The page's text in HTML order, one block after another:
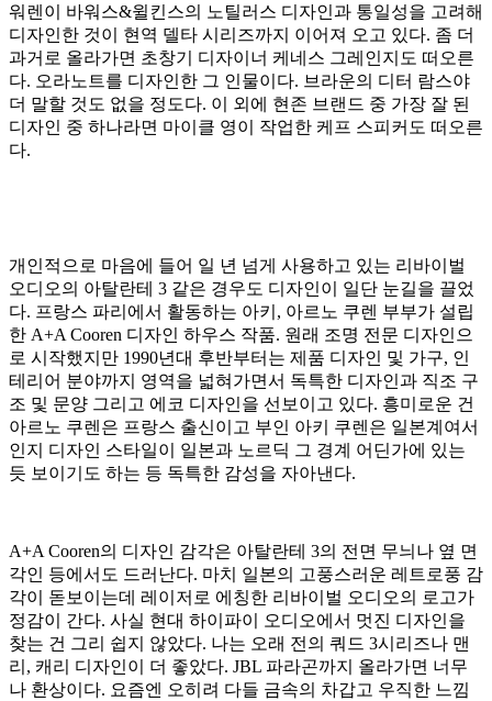
워렌이 바워스&윌킨스의 노틸러스 디자인과 통일성을 고려해
디자인한 것이 현역 델타 시리즈까지 이어져 오고 있다. 좀 더
과거로 올라가면 초창기 디자이너 케네스 그레인지도 떠오른
다. 오라노트를 디자인한 그 인물이다. 브라운의 디터 람스야
더 말할 것도 없을 정도다. 이 외에 현존 브랜드 중 가장 잘 된
디자인 중 하나라면 마이클 영이 작업한 케프 스피커도 떠오른
다.
개인적으로 마음에 들어 일 년 넘게 사용하고 있는 리바이벌
오디오의 아탈란테 3 같은 경우도 디자인이 일단 눈길을 끌었
다. 프랑스 파리에서 활동하는 아키, 아르노 쿠렌 부부가 설립
한 A+A Cooren 디자인 하우스 작품. 원래 조명 전문 디자인으
로 시작했지만 1990년대 후반부터는 제품 디자인 및 가구, 인
테리어 분야까지 영역을 넓혀가면서 독특한 디자인과 직조 구
조 및 문양 그리고 에코 디자인을 선보이고 있다. 흥미로운 건
아르노 쿠렌은 프랑스 출신이고 부인 아키 쿠렌은 일본계여서
인지 디자인 스타일이 일본과 노르딕 그 경계 어딘가에 있는
듯 보이기도 하는 등 독특한 감성을 자아낸다.
A+A Cooren의 디자인 감각은 아탈란테 3의 전면 무늬나 옆 면
각인 등에서도 드러난다. 마치 일본의 고풍스러운 레트로풍 감
각이 돋보이는데 레이저로 에칭한 리바이벌 오디오의 로고가
정감이 간다. 사실 현대 하이파이 오디오에서 멋진 디자인을
찾는 건 그리 쉽지 않았다. 나는 오래 전의 쿼드 3시리즈나 맨
리, 캐리 디자인이 더 좋았다. JBL 파라곤까지 올라가면 너무
나 환상이다. 요즘엔 오히려 다들 금속의 차갑고 우직한 느낌